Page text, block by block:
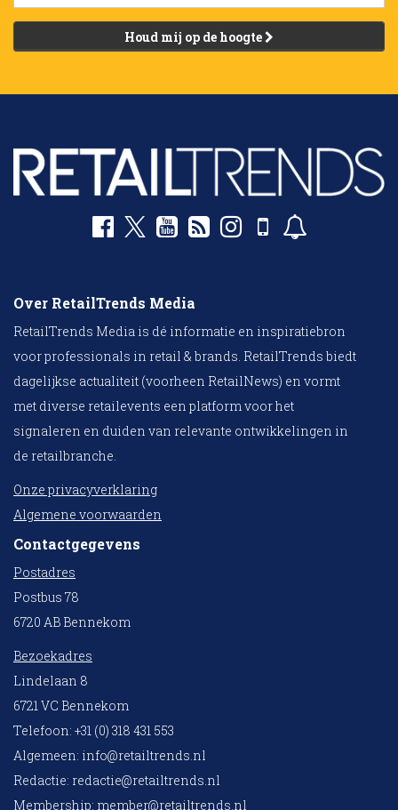
Houd mij op de hoogte
Over RetailTrends Media
RetailTrends Media is dé informatie en inspiratiebron
voor professionals in retail & brands. RetailTrends biedt
dagelijkse actualiteit (voorheen RetailNews) en vormt
met diverse retailevents een platform voor het
signaleren en duiden van relevante ontwikkelingen in
de retailbranche.
Onze privacyverklaring
Algemene voorwaarden
Contactgegevens
Postadres
Postbus 78
6720 AB Bennekom
Bezoekadres
Lindelaan 8
6721 VC Bennekom
Telefoon: +31 (0) 318 431 553
Algemeen: info@retailtrends.nl
Redactie: redactie@retailtrends.nl
Membership: member@retailtrends.nl